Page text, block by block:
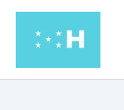
contenido